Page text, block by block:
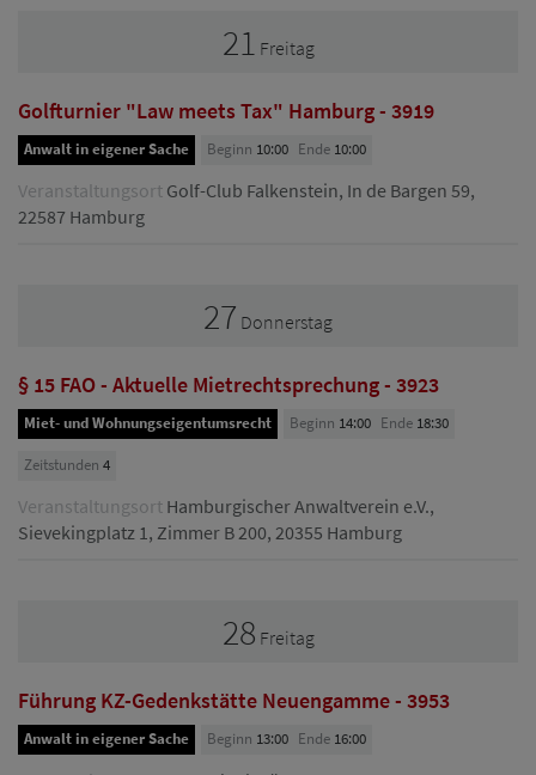
21 Freitag
Golfturnier "Law meets Tax" Hamburg - 3919
Anwalt in eigener Sache Beginn 10:00 Ende 10:00
Veranstaltungsort Golf-Club Falkenstein, In de Bargen 59,
22587 Hamburg
27 Donnerstag
§ 15 FAO - Aktuelle Mietrechtsprechung - 3923
Miet- und Wohnungseigentumsrecht Beginn 14:00 Ende 18:30
Zeitstunden 4
Veranstaltungsort Hamburgischer Anwaltverein e.V.,
Sievekingplatz 1, Zimmer B 200, 20355 Hamburg
28 Freitag
Führung KZ-Gedenkstätte Neuengamme - 3953
Anwalt in eigener Sache Beginn 13:00 Ende 16:00